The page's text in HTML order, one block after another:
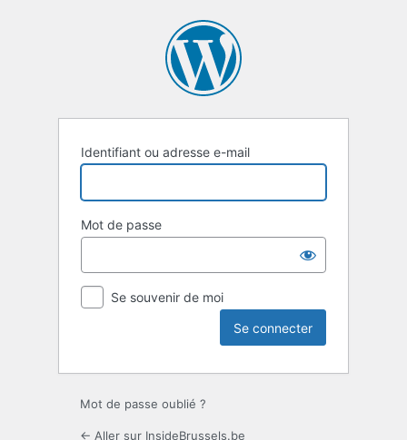
Identifiant ou adresse e-mail
Mot de passe
Se souvenir de moi
Mot de passe oublié ?
← Aller sur InsideBrussels.be